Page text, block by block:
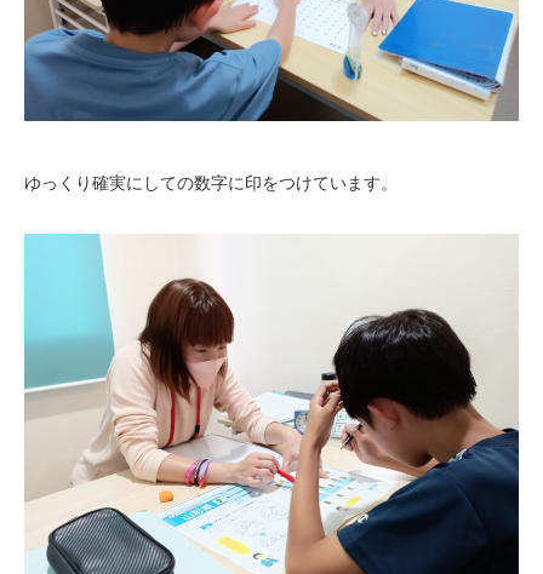
ゆっくり確実にしての数字に印をつけています。